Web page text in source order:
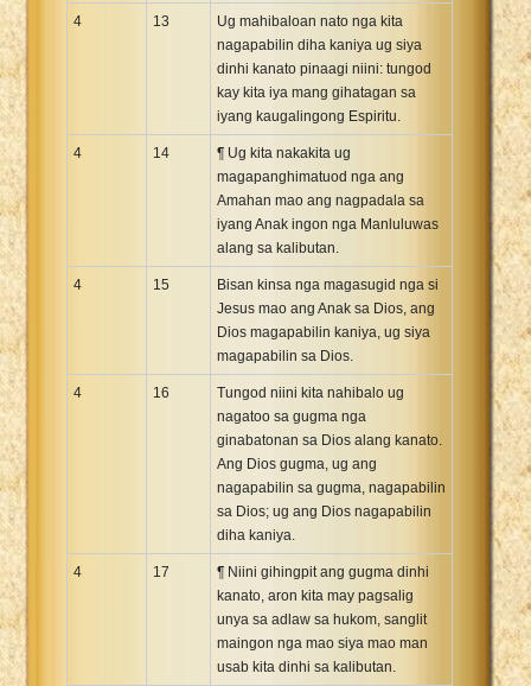
4 13
Ug mahibaloan nato nga kita
nagapabilin diha kaniya ug siya
dinhi kanato pinaagi niini: tungod
kay kita iya mang gihatagan sa
iyang kaugalingong Espiritu.
4 14
¶ Ug kita nakakita ug
magapanghimatuod nga ang
Amahan mao ang nagpadala sa
iyang Anak ingon nga Manluluwas
alang sa kalibutan.
4 15
Bisan kinsa nga magasugid nga si
Jesus mao ang Anak sa Dios, ang
Dios magapabilin kaniya, ug siya
magapabilin sa Dios.
4 16
Tungod niini kita nahibalo ug
nagatoo sa gugma nga
ginabatonan sa Dios alang kanato.
Ang Dios gugma, ug ang
nagapabilin sa gugma, nagapabilin
sa Dios; ug ang Dios nagapabilin
diha kaniya.
4 17
¶ Niini gihingpit ang gugma dinhi
kanato, aron kita may pagsalig
unya sa adlaw sa hukom, sanglit
maingon nga mao siya mao man
usab kita dinhi sa kalibutan.